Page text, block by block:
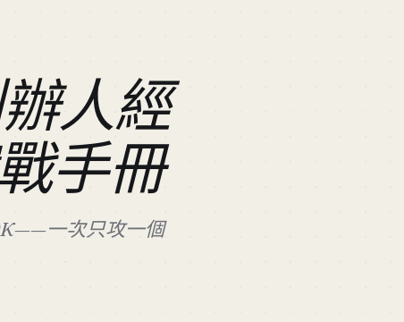
人經
手冊
一次只攻一個